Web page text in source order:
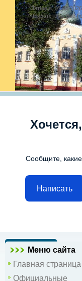
Пятница,
Приветствую Вас
Сообщите,
Написать
Меню сайта
Главная страница
Официальные